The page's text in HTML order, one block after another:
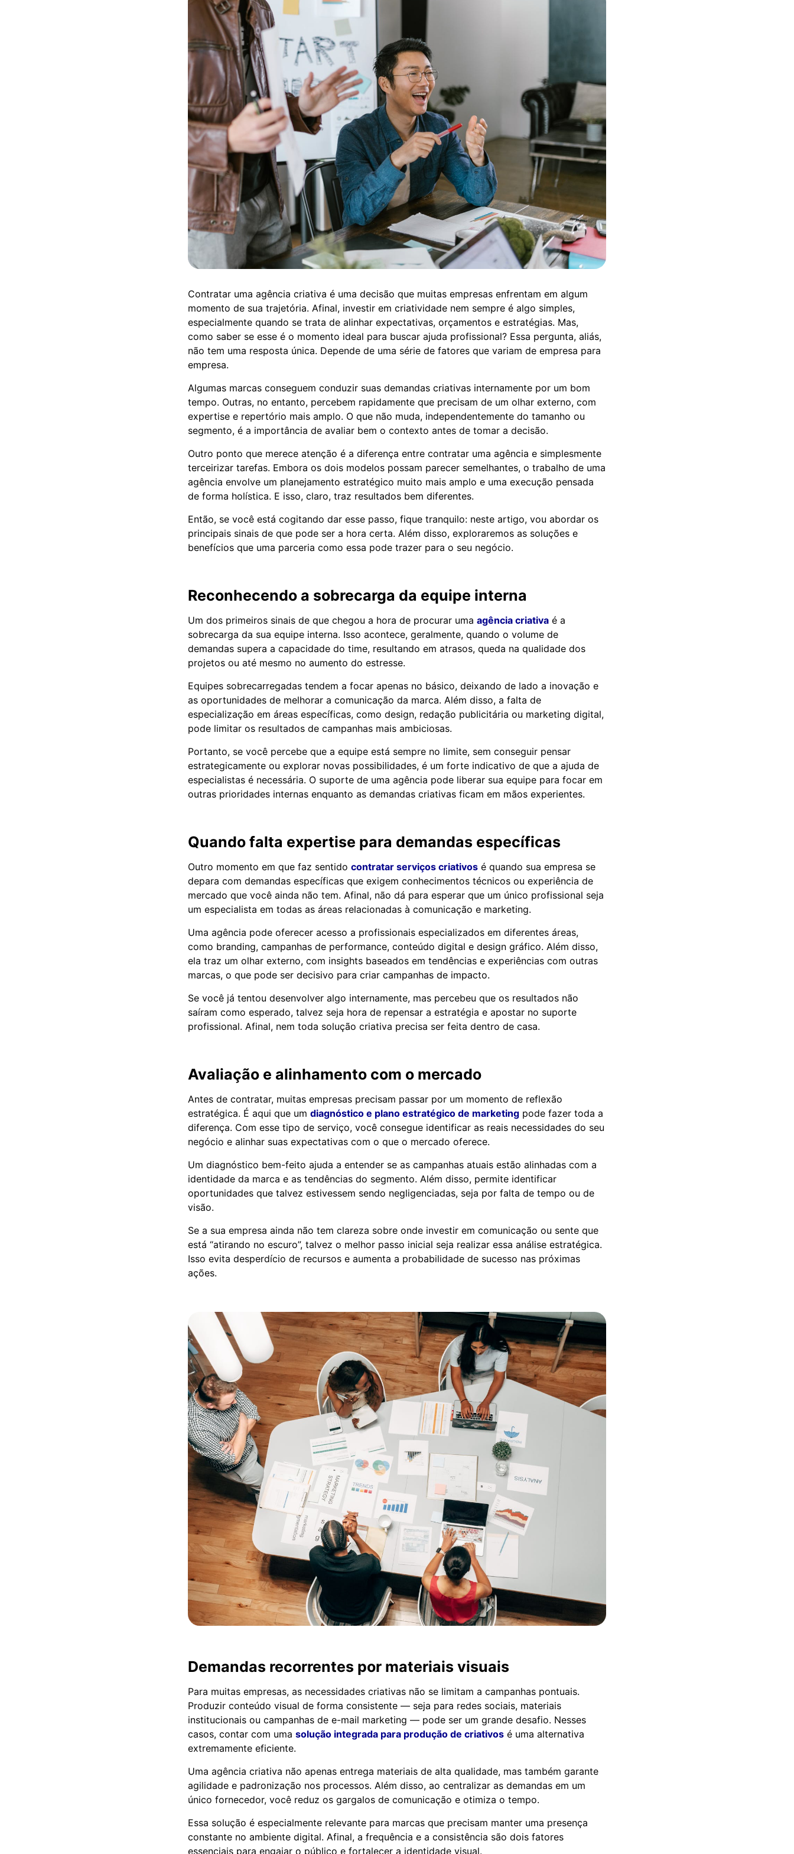
Contratar uma agência criativa é uma decisão que muitas empresas enfrentam em algum
momento de sua trajetória. Afinal, investir em criatividade nem sempre é algo simples,
especialmente quando se trata de alinhar expectativas, orçamentos e estratégias. Mas,
como saber se esse é o momento ideal para buscar ajuda profissional? Essa pergunta, aliás,
não tem uma resposta única. Depende de uma série de fatores que variam de empresa para
empresa.
Algumas marcas conseguem conduzir suas demandas criativas internamente por um bom
tempo. Outras, no entanto, percebem rapidamente que precisam de um olhar externo, com
expertise e repertório mais amplo. O que não muda, independentemente do tamanho ou
segmento, é a importância de avaliar bem o contexto antes de tomar a decisão.
Outro ponto que merece atenção é a diferença entre contratar uma agência e simplesmente
terceirizar tarefas. Embora os dois modelos possam parecer semelhantes, o trabalho de uma
agência envolve um planejamento estratégico muito mais amplo e uma execução pensada
de forma holística. E isso, claro, traz resultados bem diferentes.
Então, se você está cogitando dar esse passo, fique tranquilo: neste artigo, vou abordar os
principais sinais de que pode ser a hora certa. Além disso, exploraremos as soluções e
benefícios que uma parceria como essa pode trazer para o seu negócio.
Reconhecendo a sobrecarga da equipe interna
Um dos primeiros sinais de que chegou a hora de procurar uma agência criativa é a
sobrecarga da sua equipe interna. Isso acontece, geralmente, quando o volume de
demandas supera a capacidade do time, resultando em atrasos, queda na qualidade dos
projetos ou até mesmo no aumento do estresse.
Equipes sobrecarregadas tendem a focar apenas no básico, deixando de lado a inovação e
as oportunidades de melhorar a comunicação da marca. Além disso, a falta de
especialização em áreas específicas, como design, redação publicitária ou marketing digital,
pode limitar os resultados de campanhas mais ambiciosas.
Portanto, se você percebe que a equipe está sempre no limite, sem conseguir pensar
estrategicamente ou explorar novas possibilidades, é um forte indicativo de que a ajuda de
especialistas é necessária. O suporte de uma agência pode liberar sua equipe para focar em
outras prioridades internas enquanto as demandas criativas ficam em mãos experientes.
Quando falta expertise para demandas específicas
Outro momento em que faz sentido contratar serviços criativos é quando sua empresa se
depara com demandas específicas que exigem conhecimentos técnicos ou experiência de
mercado que você ainda não tem. Afinal, não dá para esperar que um único profissional seja
um especialista em todas as áreas relacionadas à comunicação e marketing.
Uma agência pode oferecer acesso a profissionais especializados em diferentes áreas,
como branding, campanhas de performance, conteúdo digital e design gráfico. Além disso,
ela traz um olhar externo, com insights baseados em tendências e experiências com outras
marcas, o que pode ser decisivo para criar campanhas de impacto.
Se você já tentou desenvolver algo internamente, mas percebeu que os resultados não
saíram como esperado, talvez seja hora de repensar a estratégia e apostar no suporte
profissional. Afinal, nem toda solução criativa precisa ser feita dentro de casa.
Avaliação e alinhamento com o mercado
Antes de contratar, muitas empresas precisam passar por um momento de reflexão
estratégica. É aqui que um diagnóstico e plano estratégico de marketing pode fazer toda a
diferença. Com esse tipo de serviço, você consegue identificar as reais necessidades do seu
negócio e alinhar suas expectativas com o que o mercado oferece.
Um diagnóstico bem-feito ajuda a entender se as campanhas atuais estão alinhadas com a
identidade da marca e as tendências do segmento. Além disso, permite identificar
oportunidades que talvez estivessem sendo negligenciadas, seja por falta de tempo ou de
visão.
Se a sua empresa ainda não tem clareza sobre onde investir em comunicação ou sente que
está “atirando no escuro”, talvez o melhor passo inicial seja realizar essa análise estratégica.
Isso evita desperdício de recursos e aumenta a probabilidade de sucesso nas próximas
ações.
Demandas recorrentes por materiais visuais
Para muitas empresas, as necessidades criativas não se limitam a campanhas pontuais.
Produzir conteúdo visual de forma consistente — seja para redes sociais, materiais
institucionais ou campanhas de e-mail marketing — pode ser um grande desafio. Nesses
casos, contar com uma solução integrada para produção de criativos é uma alternativa
extremamente eficiente.
Uma agência criativa não apenas entrega materiais de alta qualidade, mas também garante
agilidade e padronização nos processos. Além disso, ao centralizar as demandas em um
único fornecedor, você reduz os gargalos de comunicação e otimiza o tempo.
Essa solução é especialmente relevante para marcas que precisam manter uma presença
constante no ambiente digital. Afinal, a frequência e a consistência são dois fatores
essenciais para engajar o público e fortalecer a identidade visual.